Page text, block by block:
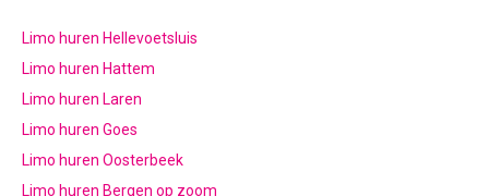
Limo huren Hellevoetsluis
Limo huren Hattem
Limo huren Laren
Limo huren Goes
Limo huren Oosterbeek
Limo huren Bergen op zoom